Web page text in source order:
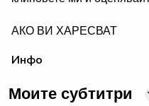
АКО ВИ ХАРЕСВАТ
МЕН.
АКО ИМА НЕЩО КОЕТО
Инфо
Моите субтитри